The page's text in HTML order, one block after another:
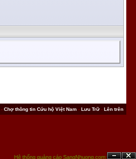
Hệ thống quảng cáo SangNhuong.com;
- Chợ thông tin Cứu hộ Việt Nam - Lưu Trữ- Lên trên